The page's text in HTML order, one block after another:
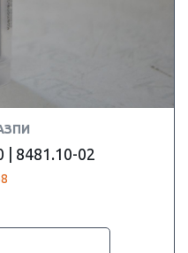
8481.10-02